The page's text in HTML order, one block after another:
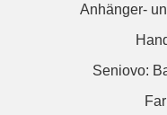
Anhänger-
Seniovo: